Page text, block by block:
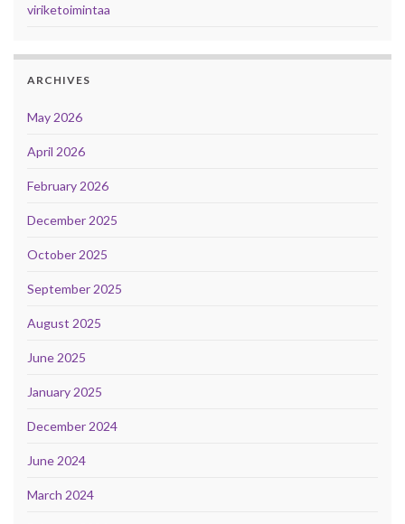
viriketoimintaa
ARCHIVES
May 2026
April 2026
February 2026
December 2025
October 2025
September 2025
August 2025
June 2025
January 2025
December 2024
June 2024
March 2024